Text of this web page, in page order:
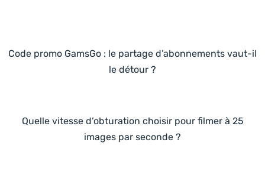
Code promo GamsGo : le partage d’abonnements vaut-il
le détour ?
Quelle vitesse d’obturation choisir pour filmer à 25
images par seconde ?